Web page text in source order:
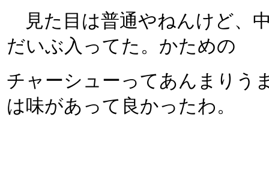
見た目は普通やねんけど、
だいぶ入ってた。かための
チャーシューってあんまりう
は味があって良かったわ。